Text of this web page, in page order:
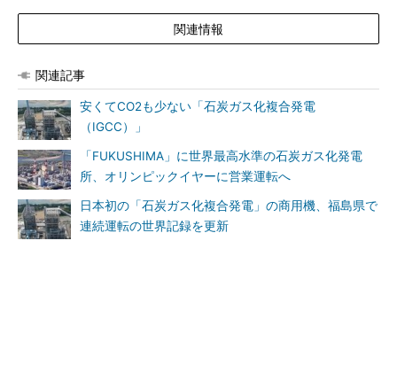
関連情報
関連記事
安くてCO2も少ない「石炭ガス化複合発電
（IGCC）」
「FUKUSHIMA」に世界最高水準の石炭ガス化発電
所、オリンピックイヤーに営業運転へ
日本初の「石炭ガス化複合発電」の商用機、福島県で
連続運転の世界記録を更新